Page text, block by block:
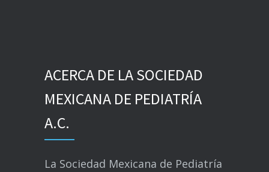
ACERCA DE LA SOCIEDAD
MEXICANA DE PEDIATRÍA
A.C.
La Sociedad Mexicana de Pediatría